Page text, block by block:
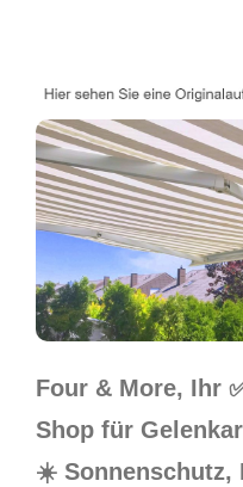
Four & More, Ihr
Shop für
☀️ Sonnenschutz,